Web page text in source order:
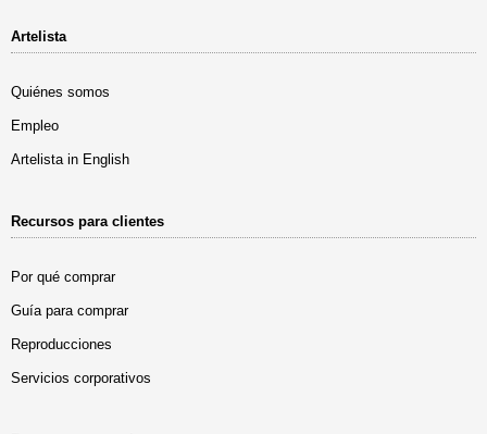
Artelista
Quiénes somos
Empleo
Artelista in English
Recursos para clientes
Por qué comprar
Guía para comprar
Reproducciones
Servicios corporativos